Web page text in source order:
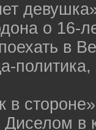
о 16-
в
в
в